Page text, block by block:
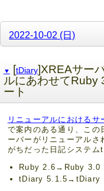
2022-10-02 (日)
▼ [tDiary]XREAサー
ルにあわせてRuby
ート
リニューアルにおける
で案内のある通り、こ
ーバーがリニューアルさ
がちだった日記システム
Ruby 2.6→Ruby 3.0
tDiary 5.1.5→tDiary